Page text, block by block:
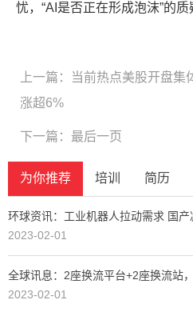
忧，“AI是否正在形成泡沫”的质
上一篇：
当前热点美股开盘集
涨超6%
下一篇： 最后一页
为你推荐 培训 简历
环球资讯：工业机器人拉动需求 国
2023-02-01
全球讯息：2座换流平台+2座换流站
2023-02-01